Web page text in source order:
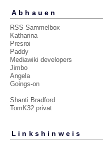
Abhauen
RSS Sammelbox
Katharina
Presroi
Paddy
Mediawiki developers
Jimbo
Angela
Goings-on
Shanti Bradford
TomK32 privat
Linkshinweis